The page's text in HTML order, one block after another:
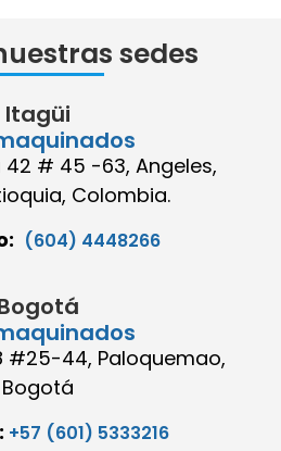
sedes
Itagüi
42 # 45 -63, Angeles,
Colombia.
(604) 4448266
#25-44, Paloquemao,
Bogotá
+57 (601) 5333216